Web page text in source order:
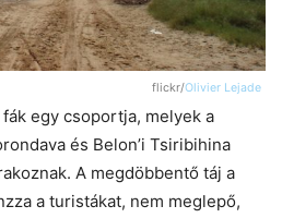
flickr/Olivier Lejade
egy csoportja, melyek a
és Belon’i Tsiribihina
A megdöbbentő táj a
a turistákat, nem meglepő,